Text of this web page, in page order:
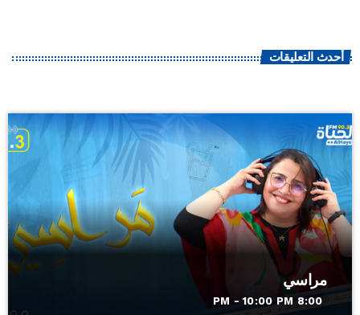
أحدث التعليقات
مراسي
8:00 PM - 10:00 PM